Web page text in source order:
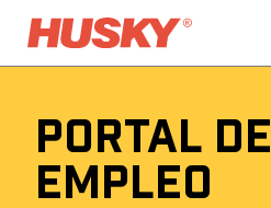
PORTAL DE
EMPLEO